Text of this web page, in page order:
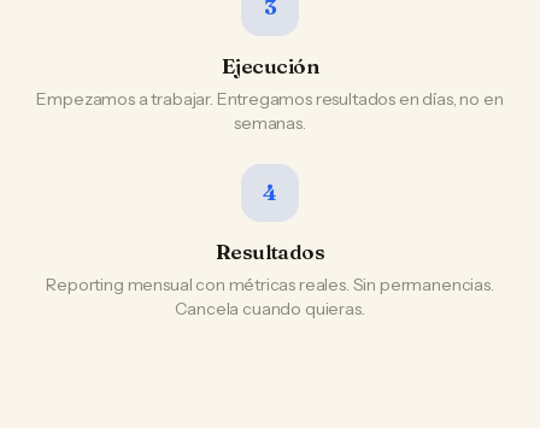
3
Ejecución
Empezamos a trabajar. Entregamos resultados en días, no en
semanas.
4
Resultados
Reporting mensual con métricas reales. Sin permanencias.
Cancela cuando quieras.